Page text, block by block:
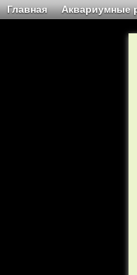
Главная Аквариумные